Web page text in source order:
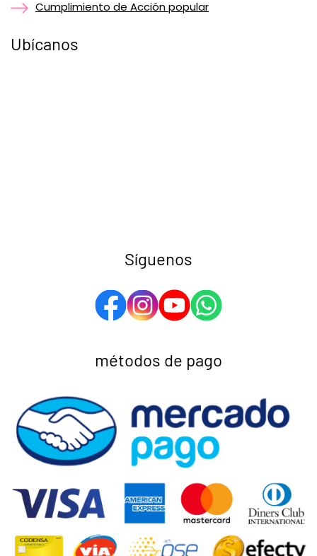
Cumplimiento de Acción popular
Ubícanos
Síguenos
métodos de pago